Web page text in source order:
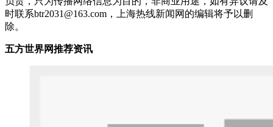
时联系btr2031@163.com，上海热线新闻网的编辑将予以删
除。
五方世界网推荐资讯